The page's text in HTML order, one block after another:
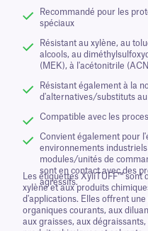
Recommandé pour les
spéciaux
Résistant au xylène, au
alcools, au
(MEK), à l'acétonitrile
Résistant également à la
d'alternatives/substituts
Compatible avec les
Convient également pour
environnements
modules/unités de
sont en contact avec des
agressifs.
Les étiquettes XyliTUFF™
xylène et aux produits
d'applications. Elles offrent
organiques courants, aux
aux graisses, aux